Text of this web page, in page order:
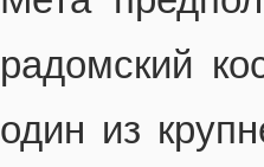
радомский
один из